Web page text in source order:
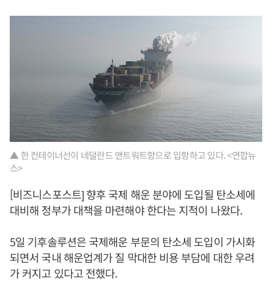
▲ 한 컨테이너선이 네덜란드 앤트워트항으로 입항하고 있다. <연합뉴
스>
[비즈니스포스트] 향후 국제 해운 분야에 도입될 탄소세에
대비해 정부가 대책을 마련해야 한다는 지적이 나왔다.
5일 기후솔루션은 국제해운 부문의 탄소세 도입이 가시화
되면서 국내 해운업계가 질 막대한 비용 부담에 대한 우려
가 커지고 있다고 전했다.